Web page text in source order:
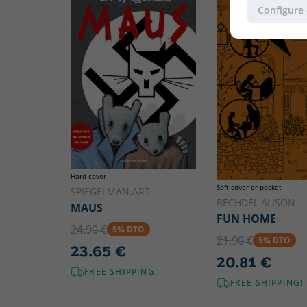
Configure
Hard cover
SPIEGELMAN,ART
MAUS
24.90 € 5% DTO
23.65 €
FREE SHIPPING!
Soft cover or pocket
BECHDEL ALISON
FUN HOME
21.90 € 5% DTO
20.81 €
FREE SHIPPING!